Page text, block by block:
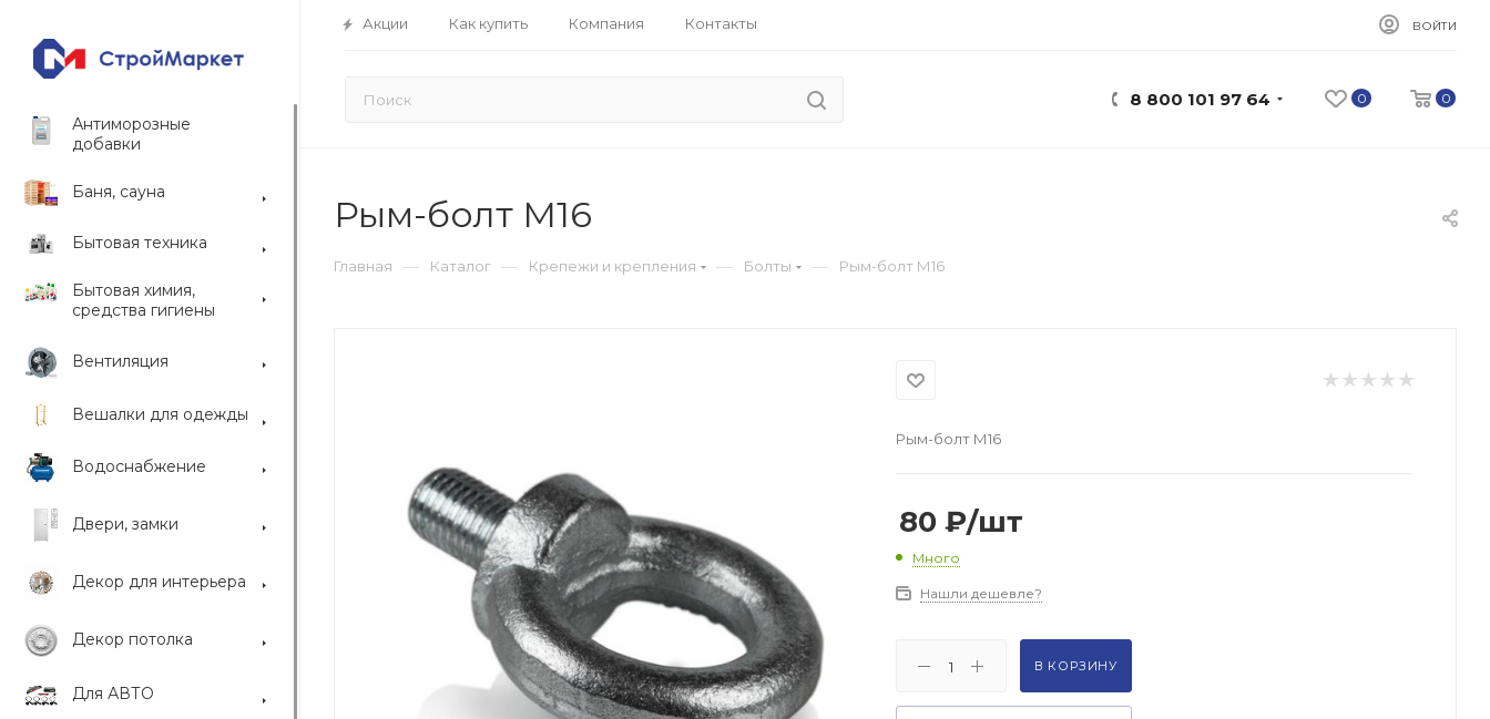
Акции Как купить Компания Контакты ВОЙТИ
0 0
8 800 101 97 64
Антиморозные
добавки
Баня, сауна
Бытовая техника
Бытовая химия,
средства гигиены
Вентиляция
Вешалки для одежды
Водоснабжение
Двери, замки
Декор для интерьера
Декор потолка
Для АВТО
Рым-болт М16
Главная — Каталог — Крепежи и крепления — Болты — Рым-болт М16
Рым-болт М16
80 ₽/шт
Много
Нашли дешевле?
В КОРЗИНУ